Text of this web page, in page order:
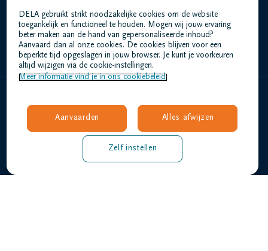
+32 3 231 45 90
Home
Contact
Overlijdensberichten
DELA gebruikt strikt noodzakelijke cookies om de website
toegankelijk en functioneel te houden. Mogen wij jouw ervaring
beter maken aan de hand van gepersonaliseerde inhoud?
Aanvaard dan al onze cookies. De cookies blijven voor een
beperkte tijd opgeslagen in jouw browser. Je kunt je voorkeuren
altijd wijzigen via de cookie-instellingen.
Meer informatie vind je in ons cookiebeleid.
Aanvaarden Alles afwijzen
Zelf instellen